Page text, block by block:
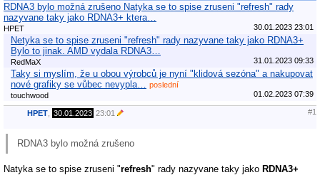
RDNA3 bylo možná zrušeno Natyka se to spise zruseni "refresh" rady
nazyvane taky jako RDNA3+ ktera…
HPET 30.01.2023 23:01
Netyka se to spise zruseni "refresh" rady nazyvane taky jako RDNA3+
Bylo to jinak. AMD vydala RDNA3…
RedMaX 31.01.2023 09:33
Taky si myslím, že u obou výrobců je nyní "klidová sezóna" a nakupovat
nové grafiky se vůbec nevypla…
poslední
touchwood
01.02.2023 07:39
HPET 30.01.2023 23:01 #1
RDNA3 bylo možná zrušeno
Natyka se to spise zruseni "refresh" rady nazyvane taky jako RDNA3+